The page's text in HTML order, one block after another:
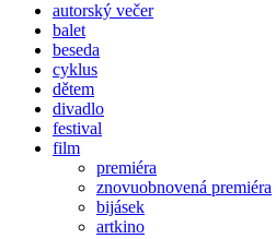
autorský večer
balet
beseda
cyklus
dětem
divadlo
festival
film
premiéra
znovuobnovená premiéra
bijásek
artkino